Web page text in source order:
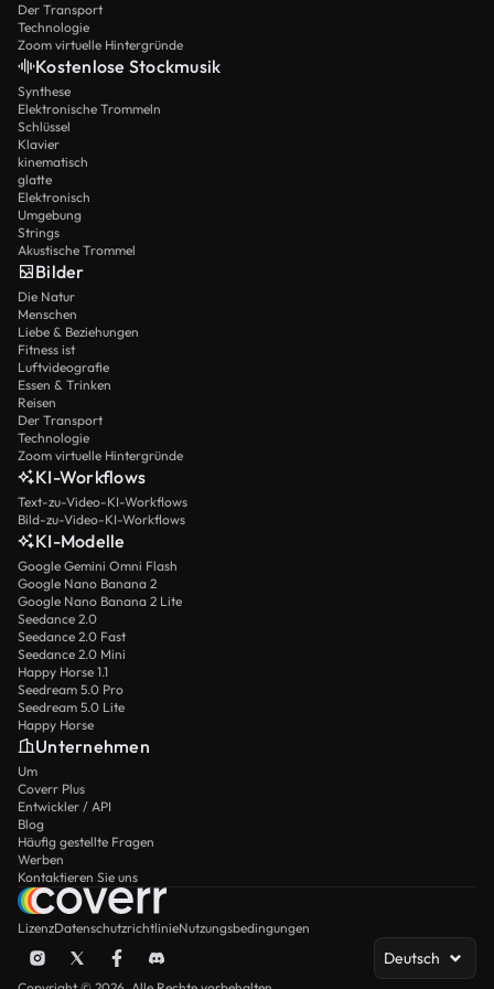
Der Transport
Technologie
Zoom virtuelle Hintergründe
Kostenlose Stockmusik
Synthese
Elektronische Trommeln
Schlüssel
Klavier
kinematisch
glatte
Elektronisch
Umgebung
Strings
Akustische Trommel
Bilder
Die Natur
Menschen
Liebe & Beziehungen
Fitness ist
Luftvideografie
Essen & Trinken
Reisen
Der Transport
Technologie
Zoom virtuelle Hintergründe
KI-Workflows
Text-zu-Video-KI-Workflows
Bild-zu-Video-KI-Workflows
KI-Modelle
Google Gemini Omni Flash
Google Nano Banana 2
Google Nano Banana 2 Lite
Seedance 2.0
Seedance 2.0 Fast
Seedance 2.0 Mini
Happy Horse 1.1
Seedream 5.0 Pro
Seedream 5.0 Lite
Happy Horse
Unternehmen
Um
Coverr Plus
Entwickler / API
Blog
Häufig gestellte Fragen
Werben
Kontaktieren Sie uns
LizenzDatenschutzrichtlinieNutzungsbedingungen
Deutsch